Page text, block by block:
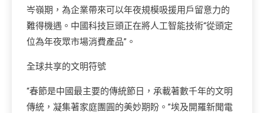
岑嶺期，為企業帶來可以年夜規模吸援用戶留意力的
難得機遇。中國科技巨頭正在將人工智能技術“從頭定
位為年夜眾市場消費產品”。
全球共享的文明符號
“春節是中國最主要的傳統節日，承載著數千年的文明
傳統，凝集著家庭團圓的美妙期盼。”埃及開羅新聞電